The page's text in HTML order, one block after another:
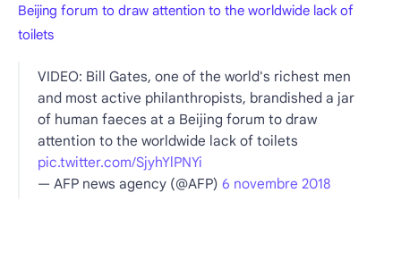
Beijing forum to draw attention to the worldwide lack of
toilets
VIDEO: Bill Gates, one of the world's richest men
and most active philanthropists, brandished a jar
of human faeces at a Beijing forum to draw
attention to the worldwide lack of toilets
pic.twitter.com/SjyhYlPNYi
— AFP news agency (@AFP) 6 novembre 2018